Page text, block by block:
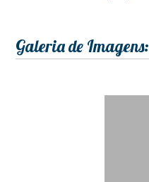
Galeria de Imagens: